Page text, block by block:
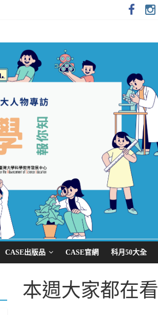
CASE出版品 CASE官網 科月50大全
本週大家都在看